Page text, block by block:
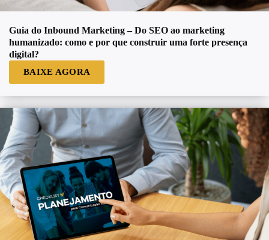
Guia do Inbound Marketing – Do SEO ao marketing
humanizado: como e por que construir uma forte presença
digital?
BAIXE AGORA